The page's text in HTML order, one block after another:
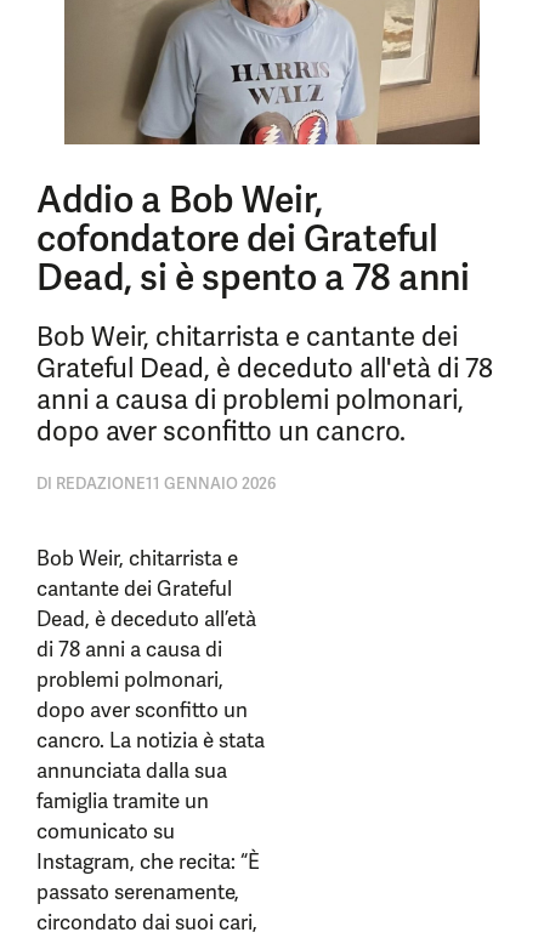
Addio a Bob Weir,
cofondatore dei Grateful
Dead, si è spento a 78 anni
Bob Weir, chitarrista e cantante dei
Grateful Dead, è deceduto all'età di 78
anni a causa di problemi polmonari,
dopo aver sconfitto un cancro.
DI REDAZIONE11 GENNAIO 2026
Bob Weir, chitarrista e
cantante dei Grateful
Dead, è deceduto all’età
di 78 anni a causa di
problemi polmonari,
dopo aver sconfitto un
cancro. La notizia è stata
annunciata dalla sua
famiglia tramite un
comunicato su
Instagram, che recita: “È
passato serenamente,
circondato dai suoi cari,